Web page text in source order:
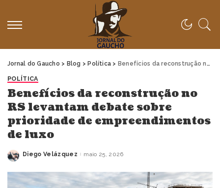
Jornal do Gaucho > Blog > Política > Benefícios da reconstrução no RS levantam debate sobre prioridade de empreendimentos de luxo
POLÍTICA
Benefícios da reconstrução no
RS levantam debate sobre
prioridade de empreendimentos
de luxo
Posted
Diego Velázquez maio 25, 2026